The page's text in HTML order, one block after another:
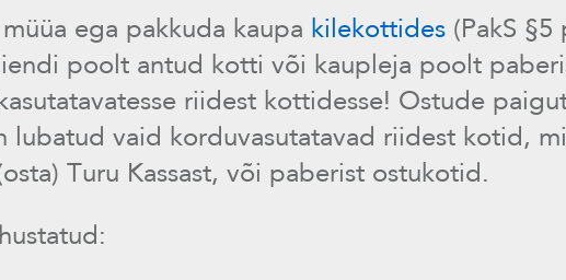
müüa ega pakkuda kaupa kilekottides (PakS
poolt antud kotti või kaupleja poolt
riidest kottidesse! Ostude
lubatud vaid korduvasutatavad riidest kotid,
Turu Kassast, või paberist ostukotid.